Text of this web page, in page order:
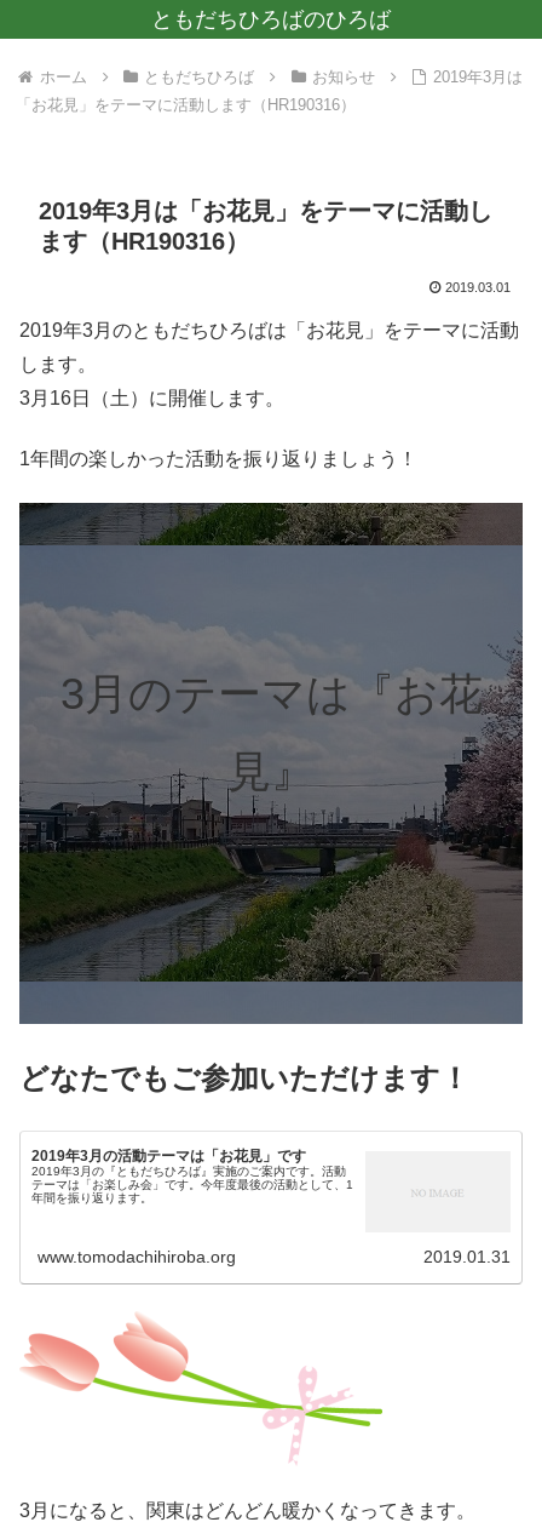
ともだちひろばのひろば
ホーム ともだちひろば お知らせ
2019年3月は
「お花見」をテーマに活動します（HR190316）
2019年3月は「お花見」をテーマに活動し
ます（HR190316）
2019.03.01
2019年3月のともだちひろばは「お花見」をテーマに活動
します。
3月16日（土）に開催します。
1年間の楽しかった活動を振り返りましょう！
3月のテーマは『お花
見』
どなたでもご参加いただけます！
2019年3月の活動テーマは「お花見」です
2019年3月の『ともだちひろば』実施のご案内です。活動
テーマは「お楽しみ会」です。今年度最後の活動として、1
年間を振り返ります。
www.tomodachihiroba.org 2019.01.31
3月になると、関東はどんどん暖かくなってきます。